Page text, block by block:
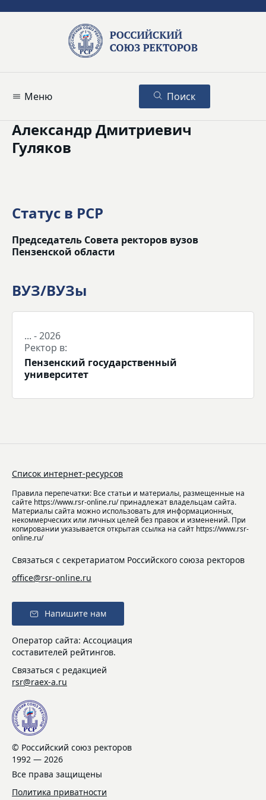
Меню Поиск
Александр Дмитриевич
Гуляков
Статус в РСР
Председатель Совета ректоров вузов
Пензенской области
ВУЗ/ВУЗы
... - 2026
Ректор в:
Пензенский государственный
университет
Список интернет-ресурсов
Правила перепечатки: Все статьи и материалы, размещенные на
сайте https://www.rsr-online.ru/ принадлежат владельцам сайта.
Материалы сайта можно использовать для информационных,
некоммерческих или личных целей без правок и изменений. При
копировании указывается открытая ссылка на сайт https://www.rsr-
online.ru/
Связаться с секретариатом Российского союза ректоров
office@rsr-online.ru
Напишите нам
Оператор сайта: Ассоциация
составителей рейтингов.
Связаться с редакцией
rsr@raex-a.ru
© Российский союз ректоров
1992 — 2026
Все права защищены
Политика приватности